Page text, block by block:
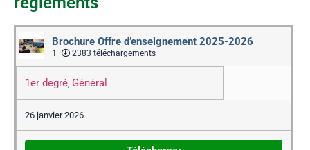
Brochure Offre d’enseignement 2025-2026
1 2383 téléchargements
1er degré, Général
26 janvier 2026